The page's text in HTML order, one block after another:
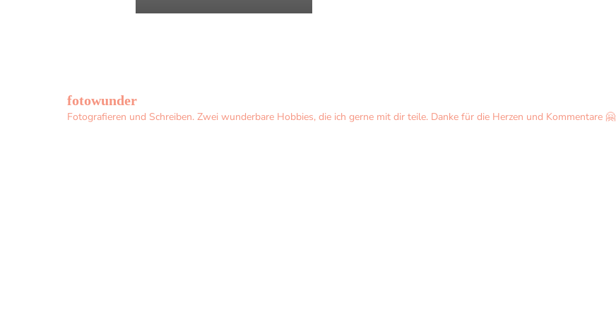
fotowunder
Fotografieren und Schreiben. Zwei wunderbare Hobbies, die ich gerne mit dir teile. Danke für die Herzen und Kommentare 🤗